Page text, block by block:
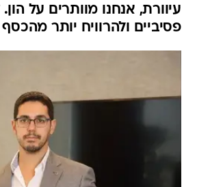
עיוורת, אנחנו מוותרים על
פסיביים ולהרוויח יותר